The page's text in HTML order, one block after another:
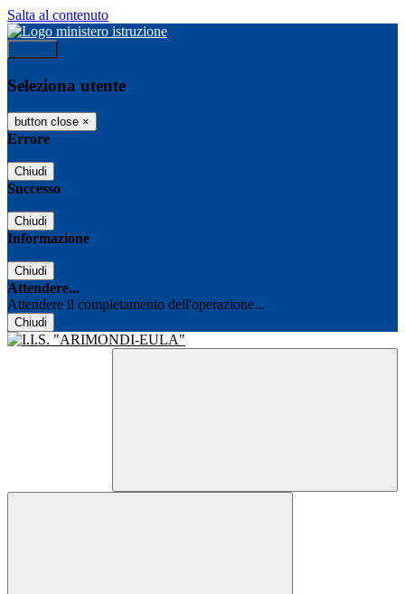
Salta al contenuto
Seleziona utente
button close ×
Errore
Chiudi
Successo
Chiudi
Informazione
Chiudi
Attendere...
Attendere il completamento dell'operazione...
Chiudi